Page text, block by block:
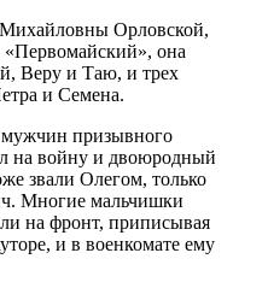
Орловской,
«Первомайский», она
Веру и Таю, и трех
и Семена.
мужчин призывного
на войну и двоюродный
звали Олегом, только
Многие мальчишки
на фронт, приписывая
и в военкомате ему